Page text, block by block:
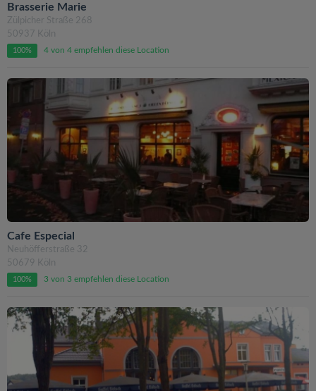
Brasserie Marie
Zülpicher Straße 268
50937 Köln
100% 4 von 4 empfehlen diese Location
Cafe Especial
Neuhöfferstraße 32
50679 Köln
100% 3 von 3 empfehlen diese Location